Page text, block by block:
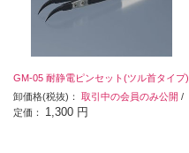
GM-05 耐静電ピンセット(ツル首タイプ)
卸価格(税抜)： 取引中の会員のみ公開 /
定価： 1,300 円